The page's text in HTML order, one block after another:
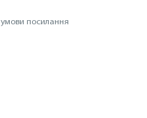
посилання